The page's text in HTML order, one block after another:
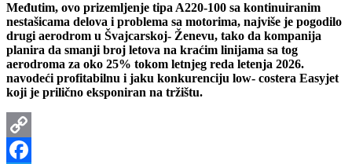
Međutim, ovo prizemljenje tipa A220-100 sa kontinuiranim
nestašicama delova i problema sa motorima, najviše je pogodilo
drugi aerodrom u Švajcarskoj- Ženevu, tako da kompanija
planira da smanji broj letova na kraćim linijama sa tog
aerodroma za oko 25% tokom letnjeg reda letenja 2026.
navodeći profitabilnu i jaku konkurenciju low- costera Easyjet
koji je prilično eksponiran na tržištu.
Copy